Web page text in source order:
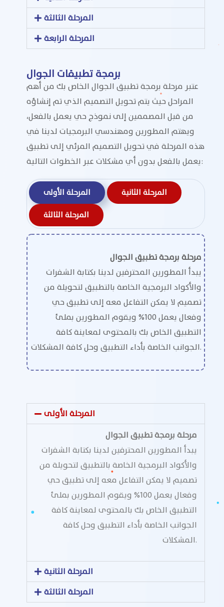
المرحلة الثالثة
المرحلة الرابعة
برمجة تطبيقات الجوال
عتبر مرحلة برمجة تطبيق الجوال الخاص بك من أهم
المراحل حيث يتم تحويل التصميم الذي تم إنشاؤه
من قبل المصممين إلى نموذج حي يعمل بالفعل،
ويهتم المطورين ومهندسي البرمجيات لدينا في
هذه المرحلة في تحويل التصميم المرئي إلى تطبيق
يعمل بالفعل بدون أي مشكلات عبر الخطوات التالية:
المرحلة الأولى
المرحلة الثانية
المرحلة الثالثة
مرحلة برمجة تطبيق الجوال
يبدأ المطورين المحترفين لدينا بكتابة الشفرات
والأكواد البرمجية الخاصة بالتطبيق لتحويلة من
تصميم لا يمكن التفاعل معه إلى تطبيق حي
وفعال يعمل 100% ويقوم المطورين بملئ
التطبيق الخاص بك بالمحتوى لمعاينة كافة
الجوانب الخاصة بأداء التطبيق وحل كافة المشكلات.
المرحلة الأولى
مرحلة برمجة تطبيق الجوال
يبدأ المطورين المحترفين لدينا بكتابة الشفرات
والأكواد البرمجية الخاصة بالتطبيق لتحويلة من
تصميم لا يمكن التفاعل معه إلى تطبيق حي
وفعال يعمل 100% ويقوم المطورين بملئ
التطبيق الخاص بك بالمحتوى لمعاينة كافة
الجوانب الخاصة بأداء التطبيق وحل كافة
المشكلات.
المرحلة الثانية
المرحلة الثالثة